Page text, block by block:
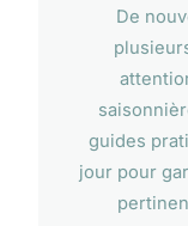
De
guides
jour pour